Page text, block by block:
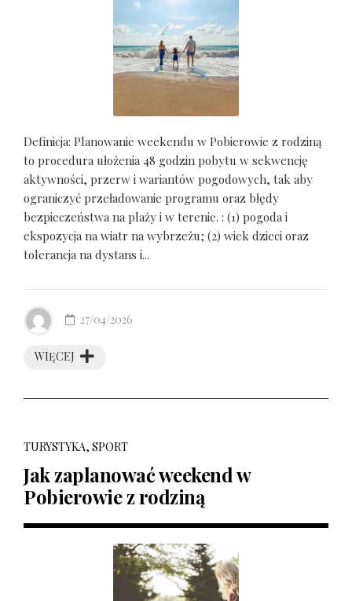
Definicja: Planowanie weekendu w Pobierowie z rodziną
to procedura ułożenia 48 godzin pobytu w sekwencję
aktywności, przerw i wariantów pogodowych, tak aby
ograniczyć przeładowanie programu oraz błędy
bezpieczeństwa na plaży i w terenie. : (1) pogoda i
ekspozycja na wiatr na wybrzeżu; (2) wiek dzieci oraz
tolerancja na dystans i...
WIĘCEJ
27/04/2026
TURYSTYKA, SPORT
Jak zaplanować weekend w
Pobierowie z rodziną